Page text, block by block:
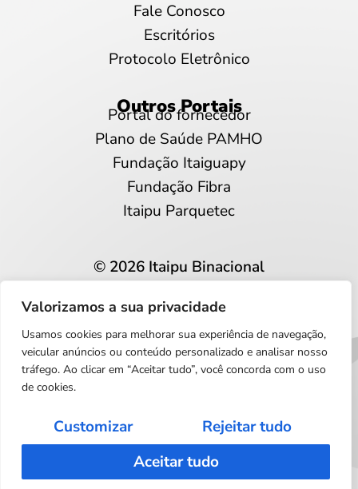
Valorizamos a sua privacidade
Usamos cookies para melhorar sua experiência de navegação,
veicular anúncios ou conteúdo personalizado e analisar nosso
tráfego. Ao clicar em “Aceitar tudo”, você concorda com o uso
de cookies.
Customizar
Rejeitar tudo
Aceitar tudo
Fale Conosco
Escritórios
Protocolo Eletrônico
Outros Portais
Portal do fornecedor
Plano de Saúde PAMHO
Fundação Itaiguapy
Fundação Fibra
Itaipu Parquetec
© 2026 Itaipu Binacional
Privacidade e proteção de dados
Português